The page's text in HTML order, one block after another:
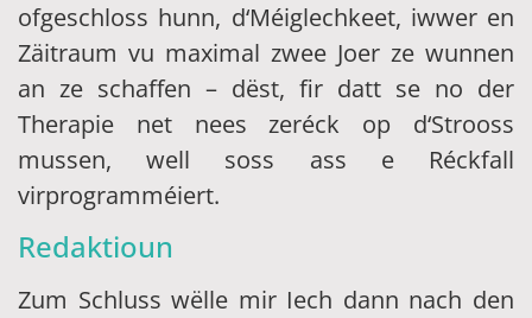
ofgeschloss hunn, d‘Méiglechkeet, iwwer en
Zäitraum vu maximal zwee Joer ze wunnen
an ze schaffen – dëst, fir datt se no der
Therapie net nees zeréck op d‘Strooss
mussen, well soss ass e Réckfall
virprogramméiert.
Redaktioun
Zum Schluss wëlle mir Iech dann nach den